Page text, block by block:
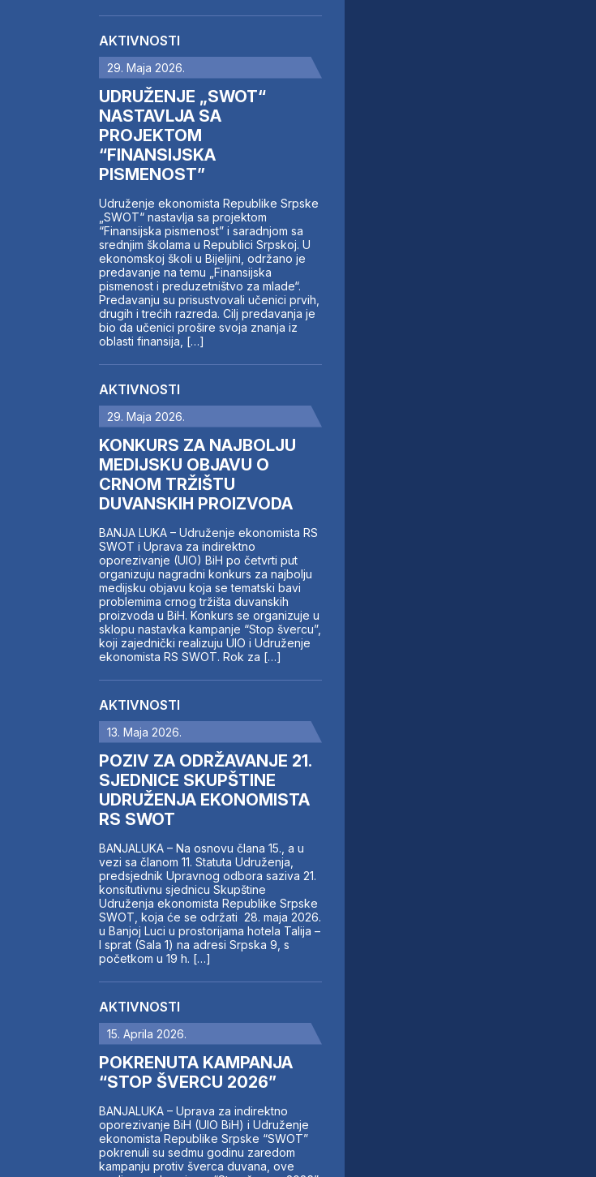
AKTIVNOSTI
29. Maja 2026.
UDRUŽENJE „SWOT“
NASTAVLJA SA
PROJEKTOM
“FINANSIJSKA
PISMENOST”
Udruženje ekonomista Republike Srpske
„SWOT“ nastavlja sa projektom
“Finansijska pismenost” i saradnjom sa
srednjim školama u Republici Srpskoj. U
ekonomskoj školi u Bijeljini, održano je
predavanje na temu „Finansijska
pismenost i preduzetništvo za mlade“.
Predavanju su prisustvovali učenici prvih,
drugih i trećih razreda. Cilj predavanja je
bio da učenici prošire svoja znanja iz
oblasti finansija, […]
AKTIVNOSTI
29. Maja 2026.
KONKURS ZA NAJBOLJU
MEDIJSKU OBJAVU O
CRNOM TRŽIŠTU
DUVANSKIH PROIZVODA
BANJA LUKA – Udruženje ekonomista RS
SWOT i Uprava za indirektno
oporezivanje (UIO) BiH po četvrti put
organizuju nagradni konkurs za najbolju
medijsku objavu koja se tematski bavi
problemima crnog tržišta duvanskih
proizvoda u BiH. Konkurs se organizuje u
sklopu nastavka kampanje “Stop švercu”,
koji zajednički realizuju UIO i Udruženje
ekonomista RS SWOT. Rok za […]
AKTIVNOSTI
13. Maja 2026.
POZIV ZA ODRŽAVANJE 21.
SJEDNICE SKUPŠTINE
UDRUŽENJA EKONOMISTA
RS SWOT
BANJALUKA – Na osnovu člana 15., a u
vezi sa članom 11. Statuta Udruženja,
predsjednik Upravnog odbora saziva 21.
konsitutivnu sjednicu Skupštine
Udruženja ekonomista Republike Srpske
SWOT, koja će se održati 28. maja 2026.
u Banjoj Luci u prostorijama hotela Talija –
I sprat (Sala 1) na adresi Srpska 9, s
početkom u 19 h. […]
AKTIVNOSTI
15. Aprila 2026.
POKRENUTA KAMPANJA
“STOP ŠVERCU 2026”
BANJALUKA – Uprava za indirektno
oporezivanje BiH (UIO BiH) i Udruženje
ekonomista Republike Srpske “SWOT”
pokrenuli su sedmu godinu zaredom
kampanju protiv šverca duvana, ove